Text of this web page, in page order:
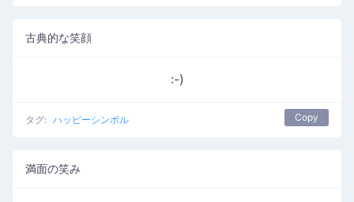
古典的な笑顔
:-)
タグ: ハッピーシンボル Copy
満面の笑み